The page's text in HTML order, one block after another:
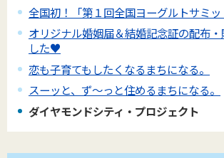
全国初！「第１回全国ヨーグルトサミッ
オリジナル婚姻届＆結婚記念証の配布
した♥
恋も子育てもしたくなるまちになる。
スーッと、ず～っと住めるまちになる。
ダイヤモンドシティ・プロジェクト